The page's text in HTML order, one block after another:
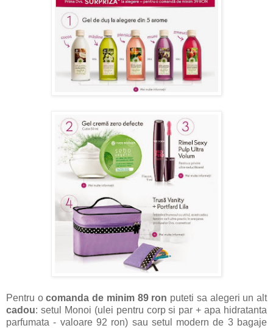
Pentru ocomanda de minim 89 ron puteti sa alegeri un alt
cadou: setul Monoi (ulei pentru corp si par + apa hidratanta
parfumata - valoare 92 ron) sau setul modern de 3 bagaje